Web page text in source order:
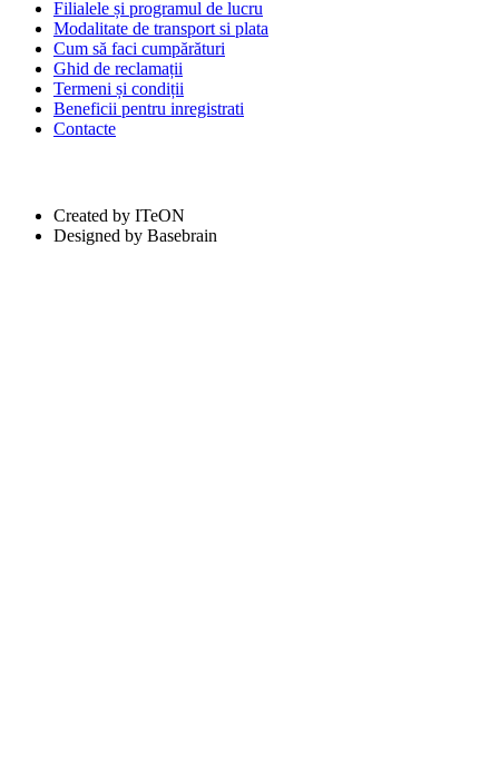
Filialele și programul de lucru
Modalitate de transport si plata
Cum să faci cumpărături
Ghid de reclamații
Termeni și condiții
Beneficii pentru inregistrati
Contacte
Created by ITeON
Designed by Basebrain